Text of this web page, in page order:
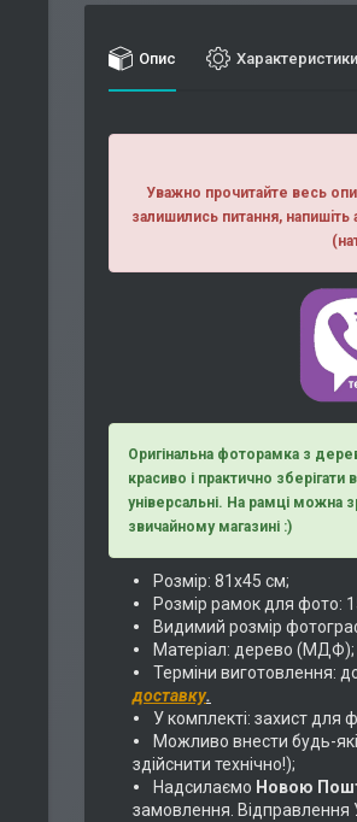
Опис Характеристики
Уважно прочитайте весь
залишились питання,
Оригінальна фоторамка з
красиво і практично
універсальні. На рамці можна
звичайному магазині :)
Розмір: 81х45 см;
Розмір рамок для фото:
Видимий розмір
Матеріал: дерево (МДФ);
Терміни виготовлення:
доставку.
У комплекті: захист для
Можливо внести будь-
здійснити технічно!);
Надсилаємо Новою
замовлення. Відправлення